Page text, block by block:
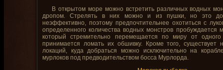
В открытом море можно встретить различных водных
дропом. Стрелять в них можно и из пушки, но это
неэффективно, поэтому предпочтительнее охотиться с
определенного количества водных монстров пробуждается
который стремительно перемещается по миру от
принимается ломать их обшивку. Кроме того, существует
локаций, куда добраться можно исключительно на
мурлоков под предводительством босса Мурлорда.